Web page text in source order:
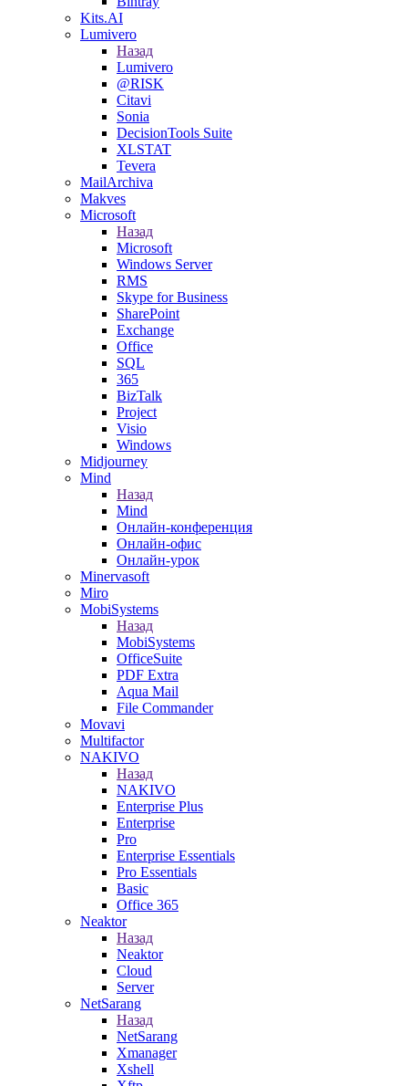
Kits.AI
Lumivero
Назад
Lumivero
@RISK
Citavi
Sonia
DecisionTools Suite
XLSTAT
Tevera
MailArchiva
Makves
Microsoft
Назад
Microsoft
Windows Server
RMS
Skype for Business
SharePoint
Exchange
Office
SQL
365
BizTalk
Project
Visio
Windows
Midjourney
Mind
Назад
Mind
Онлайн-конференция
Онлайн-офис
Онлайн-урок
Minervasoft
Miro
MobiSystems
Назад
MobiSystems
OfficeSuite
PDF Extra
Aqua Mail
File Commander
Movavi
Multifactor
NAKIVO
Назад
NAKIVO
Enterprise Plus
Enterprise
Pro
Enterprise Essentials
Pro Essentials
Basic
Office 365
Neaktor
Назад
Neaktor
Cloud
Server
NetSarang
Назад
NetSarang
Xmanager
Xshell